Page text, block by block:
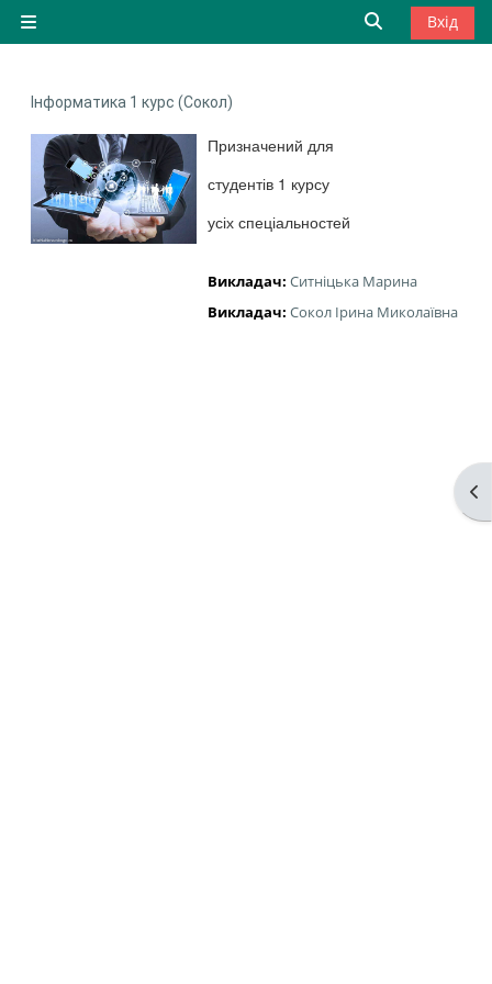
Бокова панель
Вхід
Інформатика 1 курс (Сокол)
Призначений для
студентів 1 курсу
усіх спеціальностей
Викладач: Ситнiцька Марина
Викладач: Сокол Ірина Миколаївна